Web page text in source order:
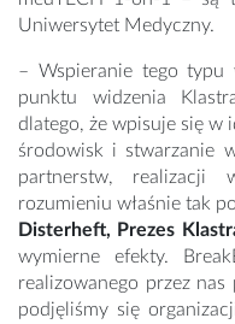
Uniwersytet Medyczny.
– Wspieranie tego typu
punktu widzenia
dlatego, że wpisuje się w
środowisk i stwarzanie
partnerstw, realizacji
rozumieniu właśnie tak
Disterheft, Prezes
wymierne efekty.
realizowanego przez
podjęliśmy się